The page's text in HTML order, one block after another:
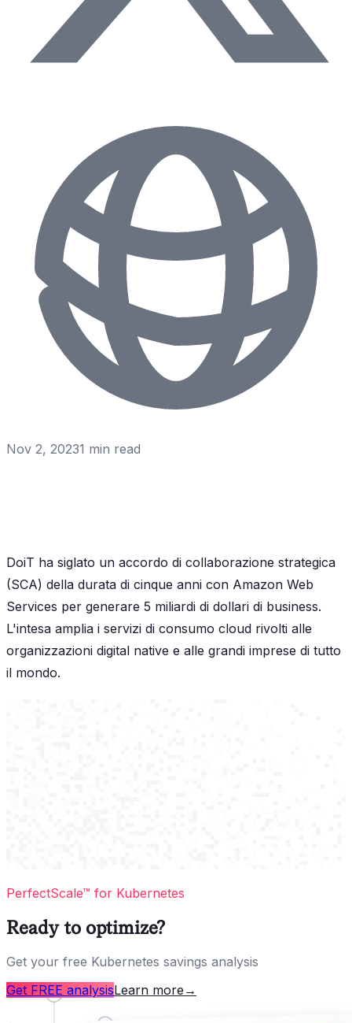
Nov 2, 20231 min read
DoiT ha siglato un accordo di collaborazione strategica
(SCA) della durata di cinque anni con Amazon Web
Services per generare 5 miliardi di dollari di business.
L'intesa amplia i servizi di consumo cloud rivolti alle
organizzazioni digital native e alle grandi imprese di tutto
il mondo.
PerfectScale™ for Kubernetes
Ready to optimize?
Get your free Kubernetes savings analysis
Get FREE analysisLearn more →